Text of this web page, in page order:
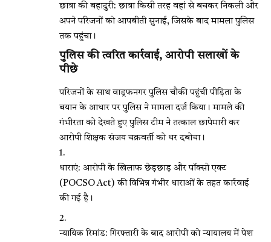
छात्रा की बहादुरी: छात्रा किसी तरह वहां से बचकर निकली और
अपने परिजनों को आपबीती सुनाई, जिसके बाद मामला पुलिस
तक पहुंचा।
पुलिस की त्वरित कार्रवाई, आरोपी सलाखों के
पीछे
परिजनों के साथ वाड्रफनगर पुलिस चौकी पहुंची पीड़िता के
बयान के आधार पर पुलिस ने मामला दर्ज किया। मामले की
गंभीरता को देखते हुए पुलिस टीम ने तत्काल छापेमारी कर
आरोपी शिक्षक संजय चक्रवर्ती को धर दबोचा।
धाराएं: आरोपी के खिलाफ छेड़छाड़ और पॉक्सो एक्ट
(POCSO Act) की विभिन्न गंभीर धाराओं के तहत कार्रवाई
की गई है।
न्यायिक रिमांड: गिरफ्तारी के बाद आरोपी को न्यायालय में पेश